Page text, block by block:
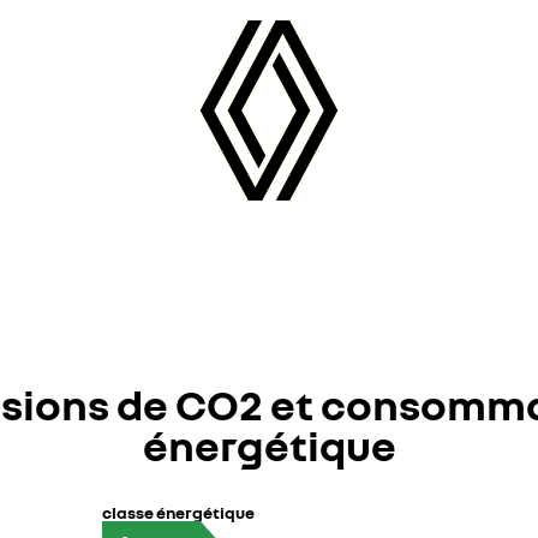
de CO2 et
énergétique
classe énergétique